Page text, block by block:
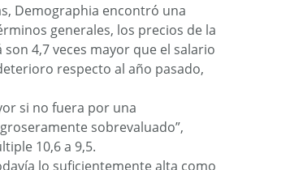
Demographia encontró una
generales, los precios de la
4,7 veces mayor que el salario
respecto al año pasado,
si no fuera por una
sobrevaluado”,
10,6 a 9,5.
lo suficientemente alta como